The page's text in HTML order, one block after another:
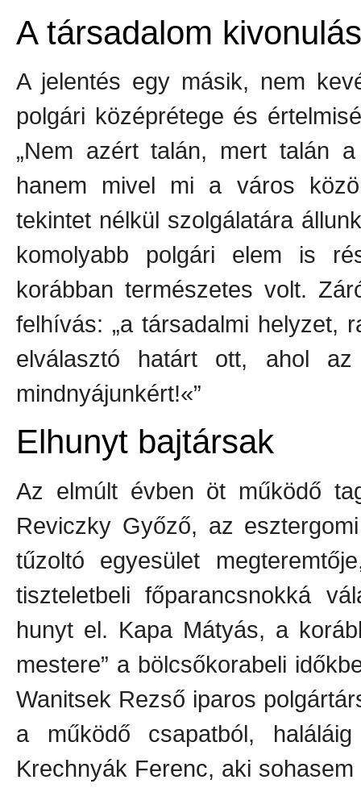
A társadalom
A jelentés egy másik, nem
polgári középrétege és
„Nem azért talán, mert talán
hanem mivel mi a város
tekintet nélkül szolgálatára
komolyabb polgári elem is
korábban természetes volt.
felhívás: „a társadalmi helyzet,
elválasztó határt ott, ahol
mindnyájunkért!«”
Elhunyt bajtársak
Az elmúlt évben öt működő
Reviczky Győző, az
tűzoltó egyesület
tiszteletbeli főparancsnokká
hunyt el. Kapa Mátyás, a
mestere” a bölcsőkorabeli
Wanitsek Rezső iparos
a működő csapatból,
Krechnyák Ferenc, aki